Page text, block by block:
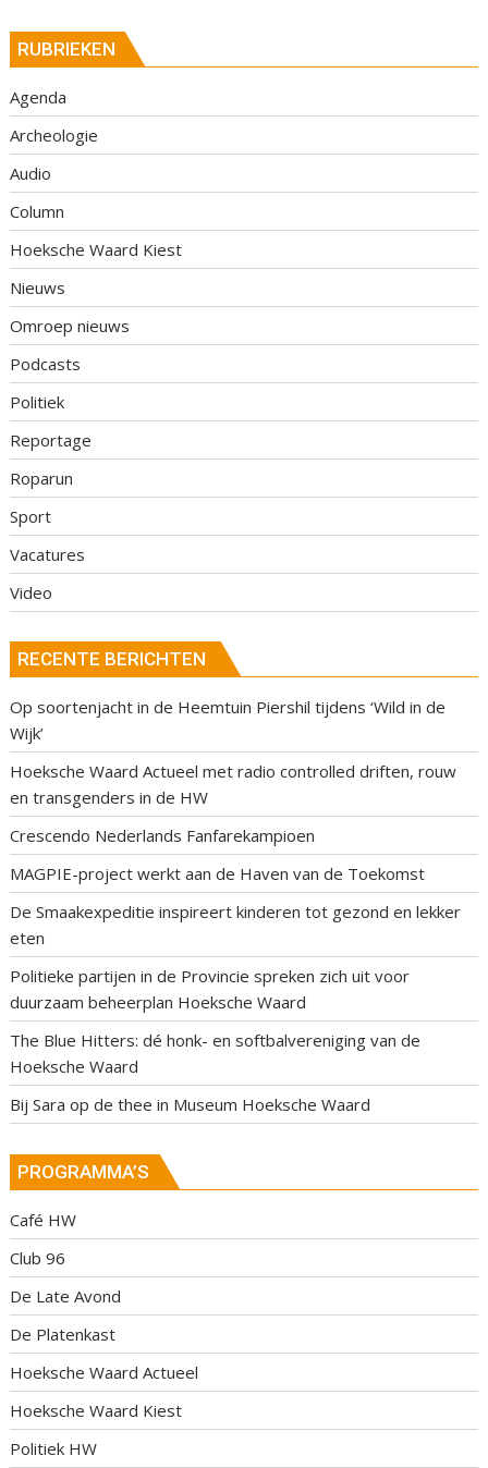
RUBRIEKEN
Agenda
Archeologie
Audio
Column
Hoeksche Waard Kiest
Nieuws
Omroep nieuws
Podcasts
Politiek
Reportage
Roparun
Sport
Vacatures
Video
RECENTE BERICHTEN
Op soortenjacht in de Heemtuin Piershil tijdens ‘Wild in de
Wijk’
Hoeksche Waard Actueel met radio controlled driften, rouw
en transgenders in de HW
Crescendo Nederlands Fanfarekampioen
MAGPIE-project werkt aan de Haven van de Toekomst
De Smaakexpeditie inspireert kinderen tot gezond en lekker
eten
Politieke partijen in de Provincie spreken zich uit voor
duurzaam beheerplan Hoeksche Waard
The Blue Hitters: dé honk- en softbalvereniging van de
Hoeksche Waard
Bij Sara op de thee in Museum Hoeksche Waard
PROGRAMMA’S
Café HW
Club 96
De Late Avond
De Platenkast
Hoeksche Waard Actueel
Hoeksche Waard Kiest
Politiek HW